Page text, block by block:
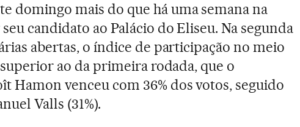
domingo mais do que há uma semana na
candidato ao Palácio do Eliseu. Na segunda
abertas, o índice de participação no meio
ao da primeira rodada, que o
Hamon venceu com 36% dos votos, seguido
Valls (31%).